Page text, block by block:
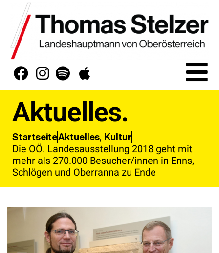
Aktuelles.
StartseiteAktuelles, Kultur
Die OÖ. Landesausstellung 2018 geht mit
mehr als 270.000 Besucher/innen in Enns,
Schlögen und Oberranna zu Ende